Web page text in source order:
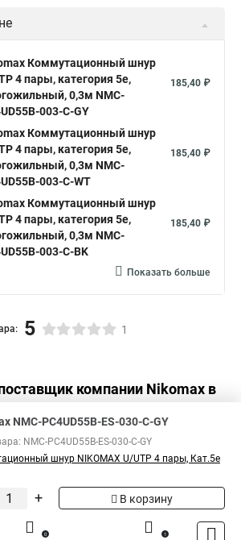
Коммутационный шнур
4 пары, категория 5е,
0,3м NMC-
003-C-GY
185,40 ₽
Коммутационный шнур
4 пары, категория 5е,
0,3м NMC-
003-C-WT
185,40 ₽
Коммутационный шнур
4 пары, категория 5е,
0,3м NMC-
003-C-BK
185,40 ₽
Показать больше
5 1
компании Nikomax в
NMC-PC4UD55B-ES-030-C-GY
NMC-PC4UD55B-ES-030-C-GY
шнур NIKOMAX U/UTP 4 пары, Кат.5е
+ В корзину
0 1